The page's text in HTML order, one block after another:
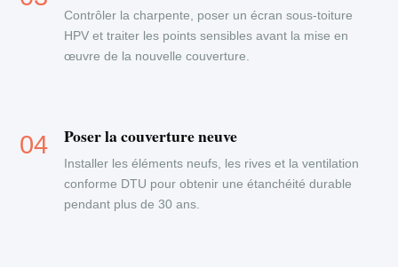
Contrôler la charpente, poser un écran sous-toiture
HPV et traiter les points sensibles avant la mise en
œuvre de la nouvelle couverture.
Poser la couverture neuve
Installer les éléments neufs, les rives et la ventilation
conforme DTU pour obtenir une étanchéité durable
pendant plus de 30 ans.